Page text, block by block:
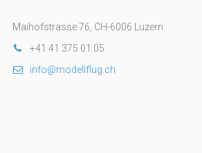
Maihofstrasse 76, CH-6006 Luzern
+41 41 375 01 05
info@modellflug.ch